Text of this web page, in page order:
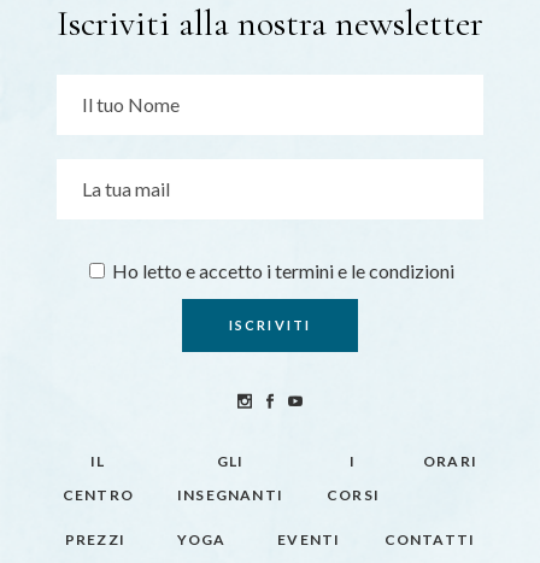
IL
CENTRO
GLI
INSEGNANTI
I
CORSI
ORARI
Iscriviti alla nostra newsletter
Ho letto e accetto i termini e le condizioni
PREZZI
YOGA
EVENTI CONTATTI